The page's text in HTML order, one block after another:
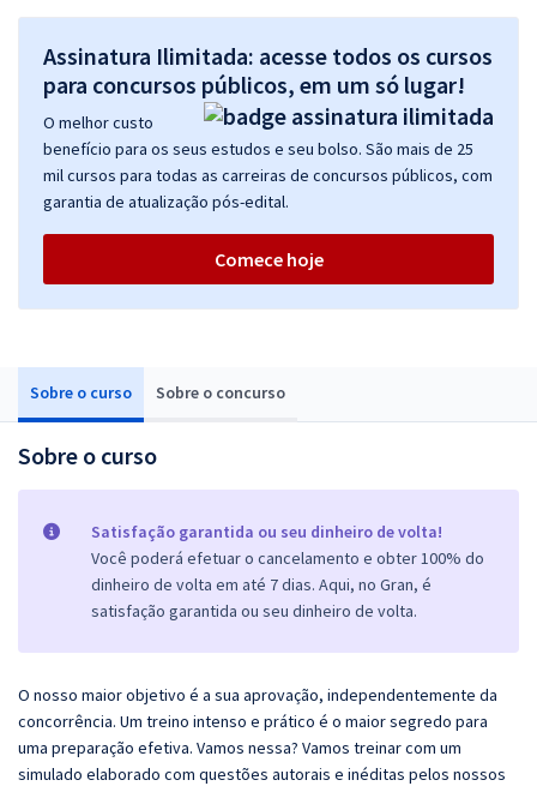
Sobre o curso Sobre o concurso
Sobre o curso
Satisfação garantida ou seu dinheiro de volta!
Você poderá efetuar o cancelamento e obter 100% do
dinheiro de volta em até 7 dias. Aqui, no Gran, é
satisfação garantida ou seu dinheiro de volta.
O nosso maior objetivo é a sua aprovação, independentemente da
concorrência. Um treino intenso e prático é o maior segredo para
uma preparação efetiva. Vamos nessa? Vamos treinar com um
simulado elaborado com questões autorais e inéditas pelos nossos
Assinatura Ilimitada: acesse todos os cursos
para concursos públicos, em um só lugar!
O melhor custo
benefício para os seus estudos e seu bolso. São mais de 25
mil cursos para todas as carreiras de concursos públicos, com
garantia de atualização pós-edital.
Comece hoje